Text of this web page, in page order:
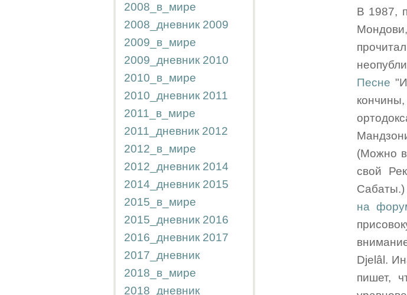
2008_в_мире
2008_дневник 2009
2009_в_мире
2009_дневник 2010
2010_в_мире
2010_дневник 2011
2011_в_мире
2011_дневник 2012
2012_в_мире
2012_дневник 2014
2014_дневник 2015
2015_в_мире
2015_дневник 2016
2016_дневник 2017
2017_дневник
2018_в_мире
2018_дневник
В 1987,
Песне
(Можно
свой
на
Djelâl.
пишет,